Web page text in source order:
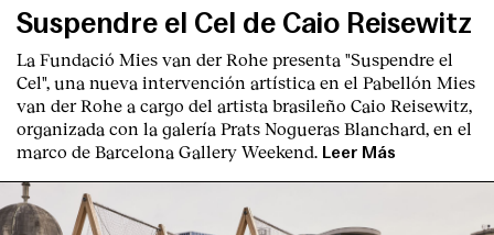
Suspendre el Cel de Caio Reisewitz
La Fundació Mies van der Rohe presenta "Suspendre el
Cel", una nueva intervención artística en el Pabellón Mies
van der Rohe a cargo del artista brasileño Caio Reisewitz,
organizada con la galería Prats Nogueras Blanchard, en el
marco de Barcelona Gallery Weekend. Leer Más